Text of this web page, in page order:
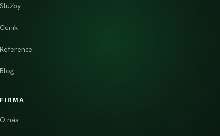
Služby
Ceník
Reference
Blog
FIRMA
O nás